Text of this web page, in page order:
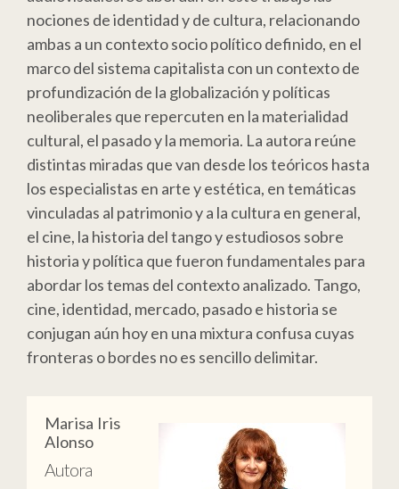
nociones de identidad y de cultura, relacionando
ambas a un contexto socio político definido, en el
marco del sistema capitalista con un contexto de
profundización de la globalización y políticas
neoliberales que repercuten en la materialidad
cultural, el pasado y la memoria. La autora reúne
distintas miradas que van desde los teóricos hasta
los especialistas en arte y estética, en temáticas
vinculadas al patrimonio y a la cultura en general,
el cine, la historia del tango y estudiosos sobre
historia y política que fueron fundamentales para
abordar los temas del contexto analizado. Tango,
cine, identidad, mercado, pasado e historia se
conjugan aún hoy en una mixtura confusa cuyas
fronteras o bordes no es sencillo delimitar.
Marisa Iris
Alonso
Autora